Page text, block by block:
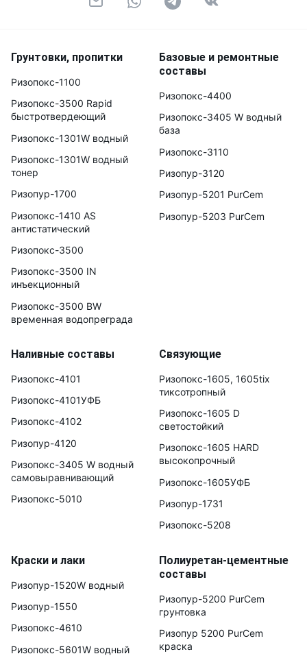
Грунтовки, пропитки
Ризопокс-1100
Ризопокс-3500 Rapid
быстротвердеющий
Ризопокс-1301W водный
Ризопокс-1301W водный
тонер
Ризопур-1700
Ризопокс-1410 AS
антистатический
Ризопокс-3500
Ризопокс-3500 IN
инъекционный
Ризопокс-3500 BW
временная водопреграда
Базовые и ремонтные
составы
Ризопокс-4400
Ризопокс-3405 W водный
база
Ризопокс-3110
Ризопур-3120
Ризопур-5201 PurCem
Ризопур-5203 PurCem
Наливные составы
Ризопокс-4101
Ризопокс-4101УФБ
Ризопокс-4102
Ризопур-4120
Ризопокс-3405 W водный
самовыравнивающий
Ризопокс-5010
Связующие
Ризопокс-1605, 1605tix
тиксотропный
Ризопокс-1605 D
светостойкий
Ризопокс-1605 HARD
высокопрочный
Ризопокс-1605УФБ
Ризопур-1731
Ризопокс-5208
Краски и лаки
Ризопур-1520W водный
Ризопур-1550
Ризопокс-4610
Ризопокс-5601W водный
Полиуретан-цементные
составы
Ризопур-5200 PurCem
грунтовка
Ризопур 5200 PurCem
краска